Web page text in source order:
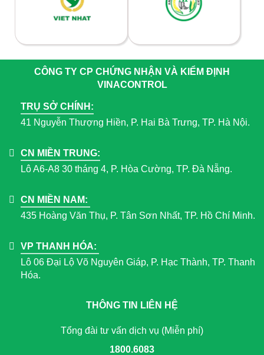
CÔNG TY CP CHỨNG NHẬN VÀ KIỂM ĐỊNH
VINACONTROL
TRỤ SỞ CHÍNH:
41 Nguyễn Thượng Hiền, P. Hai Bà Trưng, TP. Hà Nội.
CN MIỀN TRUNG:
Lô A6-A8 30 tháng 4, P. Hòa Cường, TP. Đà Nẵng.
CN MIỀN NAM:
435 Hoàng Văn Thụ, P. Tân Sơn Nhất, TP. Hồ Chí Minh.
VP THANH HÓA:
Lô 06 Đại Lộ Võ Nguyên Giáp, P. Hạc Thành, TP. Thanh
Hóa.
THÔNG TIN LIÊN HỆ
Tổng đài tư vấn dịch vụ (Miễn phí)
1800.6083